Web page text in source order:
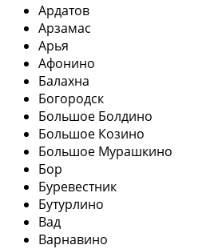
Ардатов
Арзамас
Арья
Афонино
Балахна
Богородск
Большое Болдино
Большое Козино
Большое Мурашкино
Бор
Буревестник
Бутурлино
Вад
Варнавино